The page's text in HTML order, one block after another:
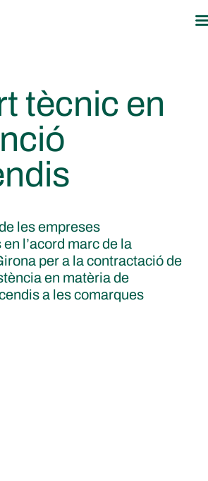
tècnic en
les empreses
l’acord marc de la
per a la contractació de
en matèria de
a les comarques